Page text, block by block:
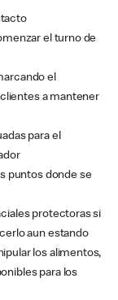
el turno de
el
a mantener
para el
puntos donde se
protectoras si
aun estando
los alimentos,
para los